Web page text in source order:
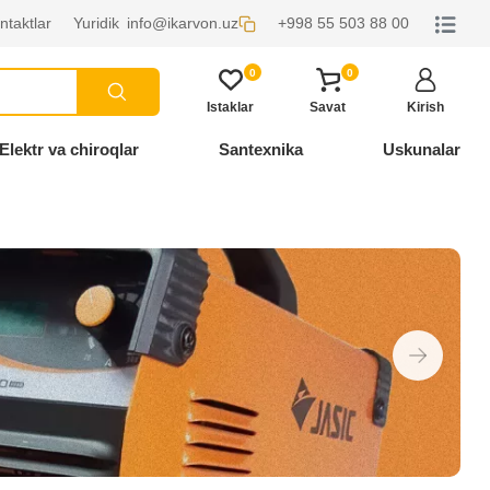
Yuridik info@ikarvon.uz +998 55 503 88 00
0
Istaklar
0
Savat Kirish
Elektr va chiroqlar Santexnika Uskunalar